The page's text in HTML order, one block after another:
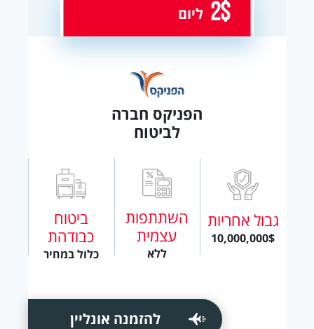
הפניקס חברה
לביטוח
גבול אחריות
10,000,000$
השתתפות
עצמית
ללא
ביטוח
כבודהת
כלול במחיר
2$ ליום
להזמנה אונליין